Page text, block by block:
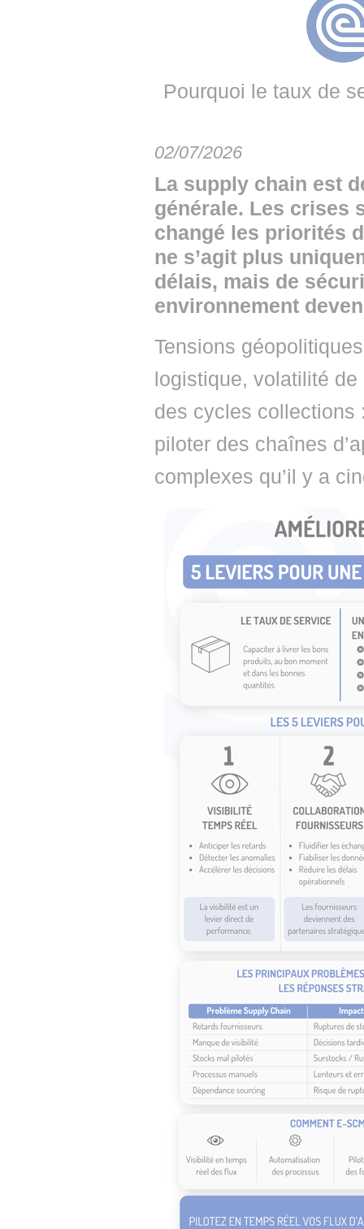
•
•
Pourquoi le taux de
02/07/2026
La supply chain est
générale. Les crises
changé les priorités
ne s’agit plus
délais, mais de
environnement
Tensions
logistique, volatilité
des cycles collections
piloter des chaînes
complexes qu’il y a